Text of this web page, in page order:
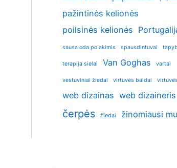
pažintinės kelionės
poilsinės kelionės
sausa oda po akimis spausdintuvai
terapija sielai Van Goghas vartai
vestuviniai žiedai virtuvės baldai
web dizainas web dizaineris
čerpės žiedai žinomiausi